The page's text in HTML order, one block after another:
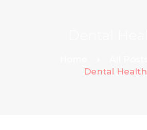
Dental Health